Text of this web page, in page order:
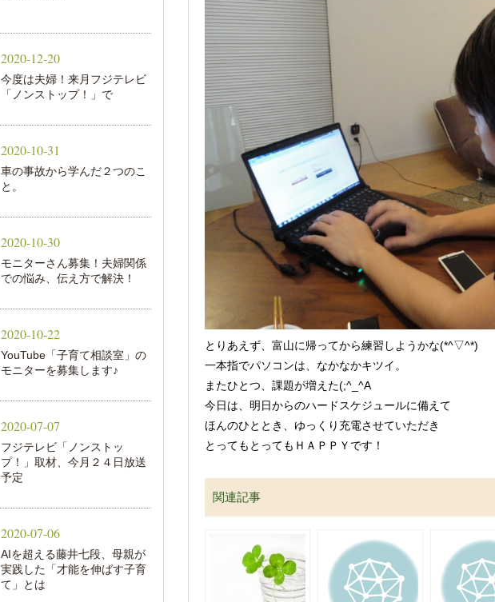
とりあえず、富山に帰ってから練習しようかな(*^▽^*)
一本指でパソコンは、なかなかキツイ。
またひとつ、課題が増えた(;^_^A
今日は、明日からのハードスケジュールに備えて
ほんのひととき、ゆっくり充電させていただき
とってもとってもＨＡＰＰＹです！
関連記事
2020-12-20
今度は夫婦！来月フジテレビ
「ノンストップ！」で
2020-10-31
車の事故から学んだ２つのこ
と。
2020-10-30
モニターさん募集！夫婦関係
での悩み、伝え方で解決！
2020-10-22
YouTube「子育て相談室」の
モニターを募集します♪
2020-07-07
フジテレビ「ノンストッ
プ！」取材、今月２４日放送
予定
2020-07-06
AIを超える藤井七段、母親が
実践した「才能を伸ばす子育
て」とは